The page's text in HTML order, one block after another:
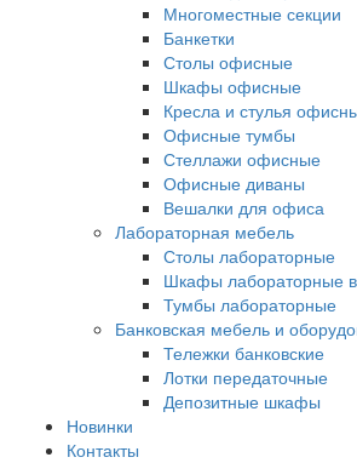
Многоместные секции
Банкетки
Столы офисные
Шкафы офисные
Кресла и стулья
Офисные тумбы
Стеллажи офисные
Офисные диваны
Вешалки для офиса
Лабораторная мебель
Столы лабораторные
Шкафы лабораторные
Тумбы лабораторные
Банковская мебель и
Тележки банковские
Лотки передаточные
Депозитные шкафы
Новинки
Контакты